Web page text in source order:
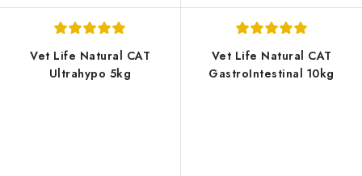
Vet Life Natural CAT
Ultrahypo 5kg
Vet Life Natural CAT
GastroIntestinal 10kg